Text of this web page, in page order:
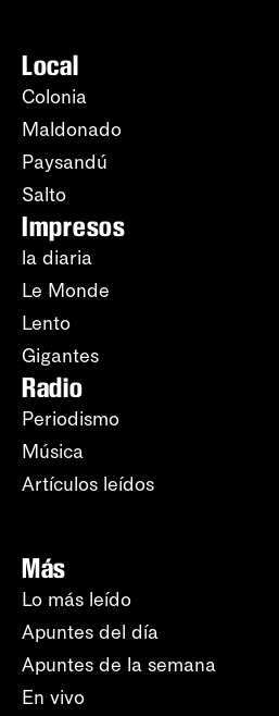
Local
Colonia
Maldonado
Paysandú
Salto
Impresos
la diaria
Le Monde
Lento
Gigantes
Radio
Periodismo
Música
Artículos leídos
Más
Lo más leído
Apuntes del día
Apuntes de la semana
En vivo